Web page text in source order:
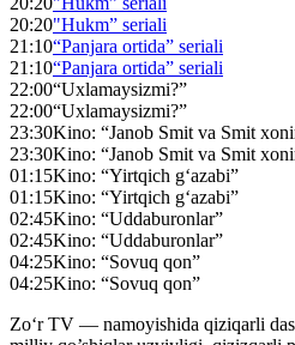
20:20"Hukm” seriali
21:10“Panjara ortida” seriali
21:10“Panjara ortida” seriali
22:00“Uxlamaysizmi?”
22:00“Uxlamaysizmi?”
23:30Kino: “Janob Smit va Smit
23:30Kino: “Janob Smit va Smit
01:15Kino: “Yirtqich g‘azabi”
01:15Kino: “Yirtqich g‘azabi”
02:45Kino: “Uddaburonlar”
02:45Kino: “Uddaburonlar”
04:25Kino: “Sovuq qon”
04:25Kino: “Sovuq qon”
Zo‘r TV — namoyishida qiziqarli